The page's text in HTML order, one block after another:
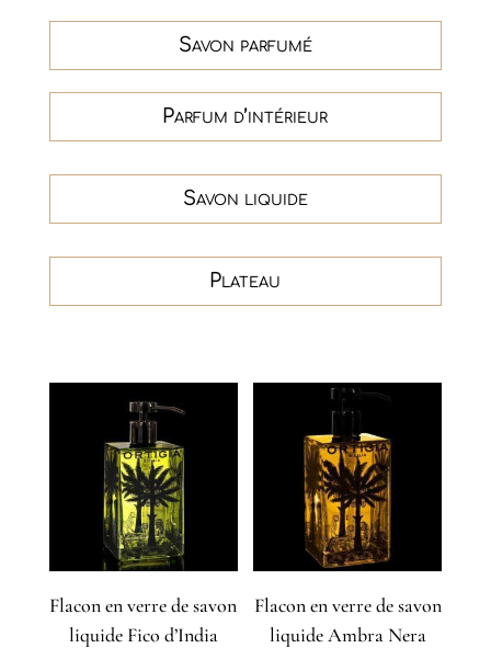
Savon parfumé
Parfum d’intérieur
Savon liquide
Plateau
Flacon en verre de savon
liquide Fico d’India
Flacon en verre de savon
liquide Ambra Nera